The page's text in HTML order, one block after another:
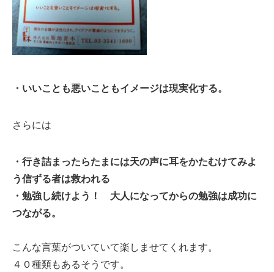
・いいことも悪いこともイメージは現実化する。
さらには
・行き詰まったらたまには天の声に耳をかたむけてみよ
う信ずる者は救われる
・勉強し続けよう！ 大人になってからの勉強は成功に
つながる。
こんな言葉がついていて楽しませてくれます。
４０種類もあるそうです。